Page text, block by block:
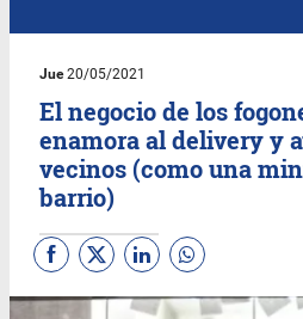
Jue20/05/2021
El negocio de los
enamora al delivery y
vecinos (como una
barrio)